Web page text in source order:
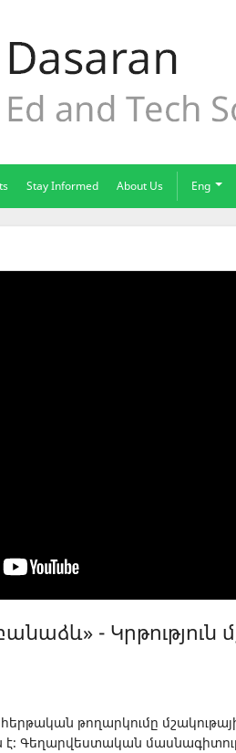
Stay Informed About Us Eng
- Կրթություն
թողարկումը
Գեղարվեստական